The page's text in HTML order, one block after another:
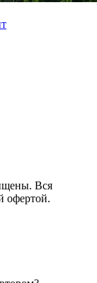
Вся
офертой.